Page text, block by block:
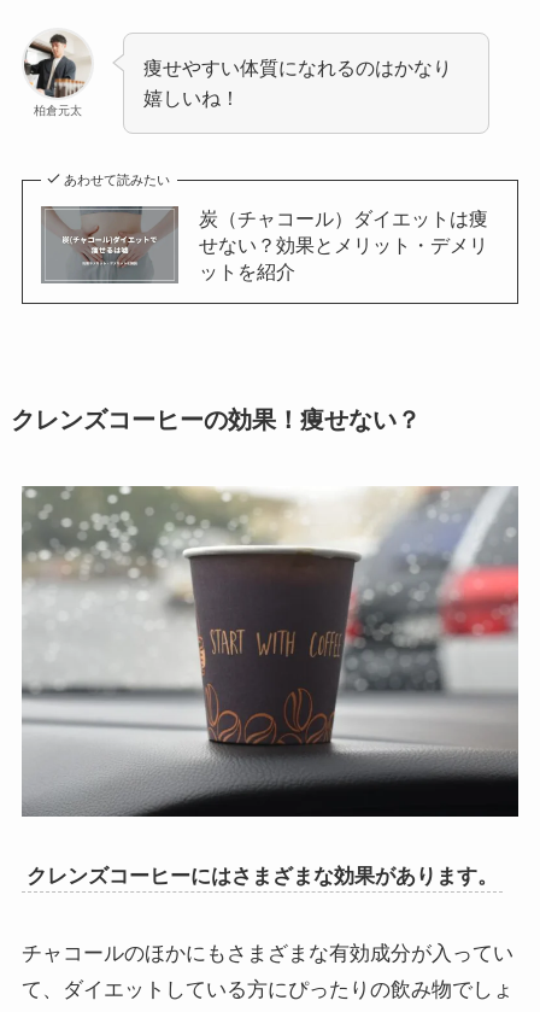
柏倉元太
痩せやすい体質になれるのはかなり
嬉しいね！
あわせて読みたい
炭（チャコール）ダイエットは痩
せない？効果とメリット・デメリ
ットを紹介
クレンズコーヒーの効果！痩せない？
クレンズコーヒーにはさまざまな効果があります。
チャコールのほかにもさまざまな有効成分が入ってい
て、ダイエットしている方にぴったりの飲み物でしょ